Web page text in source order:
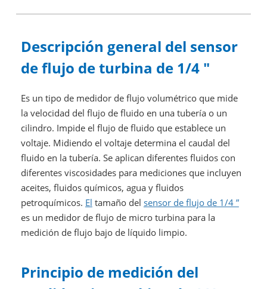
Descripción general del sensor
de flujo de turbina de 1/4 "
Es un tipo de medidor de flujo volumétrico que mide
la velocidad del flujo de fluido en una tubería o un
cilindro. Impide el flujo de fluido que establece un
voltaje. Midiendo el voltaje determina el caudal del
fluido en la tubería. Se aplican diferentes fluidos con
diferentes viscosidades para mediciones que incluyen
aceites, fluidos químicos, agua y fluidos
petroquímicos. El tamaño del sensor de flujo de 1/4 ”
es un medidor de flujo de micro turbina para la
medición de flujo bajo de líquido limpio.
Principio de medición del